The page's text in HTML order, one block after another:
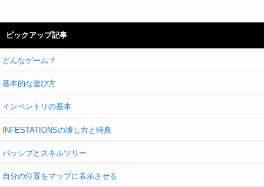
ピックアップ記事
どんなゲーム？
基本的な遊び方
インベントリの基本
INFESTATIONSの壊し方と特典
パッシブとスキルツリー
自分の位置をマップに表示させる